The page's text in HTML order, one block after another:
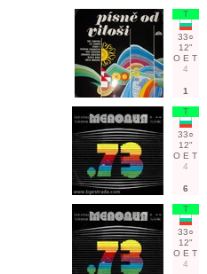
Т
33○
12"
О Е Т
4
1
Т
33○
12"
О Е Т
4
6
Т
33○
12"
О Е Т
4